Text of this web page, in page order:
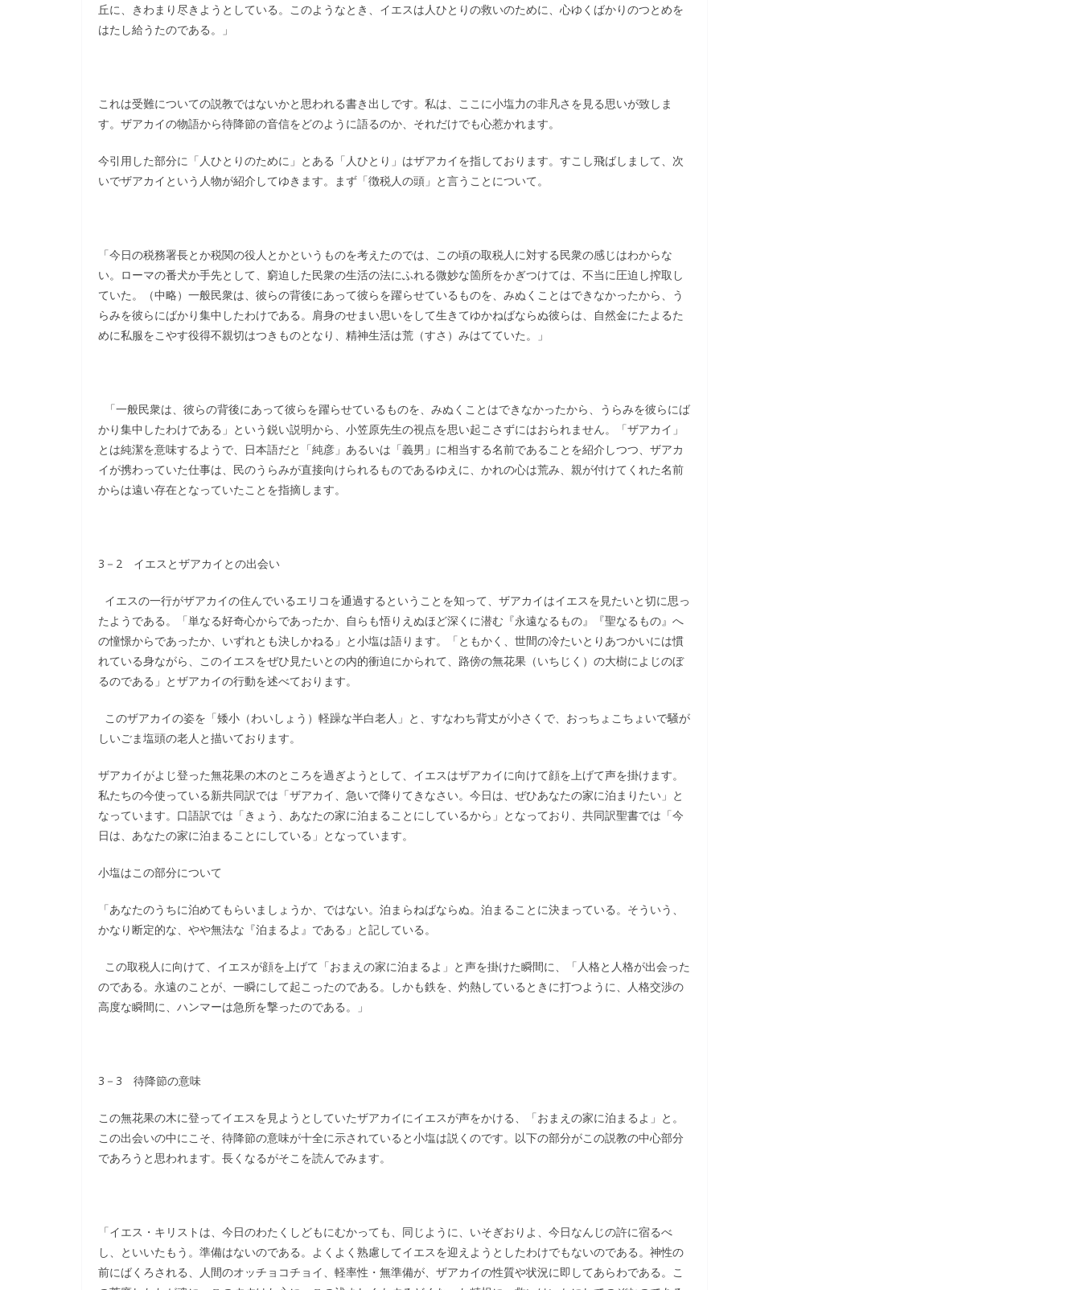
丘に、きわまり尽きようとしている。このようなとき、イエスは人ひとりの救いのために、心ゆくばかりのつとめを
はたし給うたのである。」
これは受難についての説教ではないかと思われる書き出しです。私は、ここに小塩力の非凡さを見る思いが致しま
す。ザアカイの物語から待降節の音信をどのように語るのか、それだけでも心惹かれます。
今引用した部分に「人ひとりのために」とある「人ひとり」はザアカイを指しております。すこし飛ばしまして、次
いでザアカイという人物が紹介してゆきます。まず「徴税人の頭」と言うことについて。
「今日の税務署長とか税関の役人とかというものを考えたのでは、この頃の取税人に対する民衆の感じはわからな
い。ローマの番犬か手先として、窮迫した民衆の生活の法にふれる微妙な箇所をかぎつけては、不当に圧迫し搾取し
ていた。（中略）一般民衆は、彼らの背後にあって彼らを躍らせているものを、みぬくことはできなかったから、う
らみを彼らにばかり集中したわけである。肩身のせまい思いをして生きてゆかねばならぬ彼らは、自然金にたよるた
めに私服をこやす役得不親切はつきものとなり、精神生活は荒（すさ）みはてていた。」
「一般民衆は、彼らの背後にあって彼らを躍らせているものを、みぬくことはできなかったから、うらみを彼らにば
かり集中したわけである」という鋭い説明から、小笠原先生の視点を思い起こさずにはおられません。「ザアカイ」
とは純潔を意味するようで、日本語だと「純彦」あるいは「義男」に相当する名前であることを紹介しつつ、ザアカ
イが携わっていた仕事は、民のうらみが直接向けられるものであるゆえに、かれの心は荒み、親が付けてくれた名前
からは遠い存在となっていたことを指摘します。
3－2 イエスとザアカイとの出会い
イエスの一行がザアカイの住んでいるエリコを通過するということを知って、ザアカイはイエスを見たいと切に思っ
たようである。「単なる好奇心からであったか、自らも悟りえぬほど深くに潜む『永遠なるもの』『聖なるもの』へ
の憧憬からであったか、いずれとも決しかねる」と小塩は語ります。「ともかく、世間の冷たいとりあつかいには慣
れている身ながら、このイエスをぜひ見たいとの内的衝迫にかられて、路傍の無花果（いちじく）の大樹によじのぼ
るのである」とザアカイの行動を述べております。
このザアカイの姿を「矮小（わいしょう）軽躁な半白老人」と、すなわち背丈が小さくで、おっちょこちょいで騒が
しいごま塩頭の老人と描いております。
ザアカイがよじ登った無花果の木のところを過ぎようとして、イエスはザアカイに向けて顔を上げて声を掛けます。
私たちの今使っている新共同訳では「ザアカイ、急いで降りてきなさい。今日は、ぜひあなたの家に泊まりたい」と
なっています。口語訳では「きょう、あなたの家に泊まることにしているから」となっており、共同訳聖書では「今
日は、あなたの家に泊まることにしている」となっています。
小塩はこの部分について
「あなたのうちに泊めてもらいましょうか、ではない。泊まらねばならぬ。泊まることに決まっている。そういう、
かなり断定的な、やや無法な『泊まるよ』である」と記している。
この取税人に向けて、イエスが顔を上げて「おまえの家に泊まるよ」と声を掛けた瞬間に、「人格と人格が出会った
のである。永遠のことが、一瞬にして起こったのである。しかも鉄を、灼熱しているときに打つように、人格交渉の
高度な瞬間に、ハンマーは急所を撃ったのである。」
3－3 待降節の意味
この無花果の木に登ってイエスを見ようとしていたザアカイにイエスが声をかける、「おまえの家に泊まるよ」と。
この出会いの中にこそ、待降節の意味が十全に示されていると小塩は説くのです。以下の部分がこの説教の中心部分
であろうと思われます。長くなるがそこを読んでみます。
「イエス・キリストは、今日のわたくしどもにむかっても、同じように、いそぎおりよ、今日なんじの許に宿るべ
し、といいたもう。準備はないのである。よくよく熟慮してイエスを迎えようとしたわけでもないのである。神性の
前にばくろされる、人間のオッチョコチョイ、軽率性・無準備が、ザアカイの性質や状況に即してあらわである。こ